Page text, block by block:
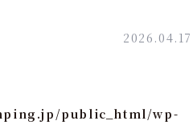
2026.04.17
public_html/wp-